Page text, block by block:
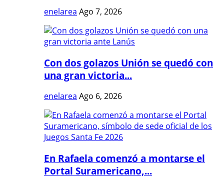
enelarea Ago 7, 2026
Con dos golazos Unión se quedó con
una gran victoria...
enelarea Ago 6, 2026
En Rafaela comenzó a montarse el
Portal Suramericano,...